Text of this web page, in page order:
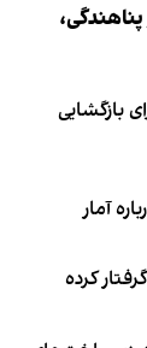
ماه پس از پناهندگی،
بازگشایی
آمار
کرده